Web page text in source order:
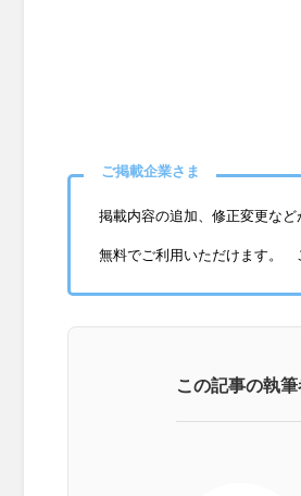
ご掲載企業さま
掲載内容の追加、修正変更な
無料でご利用いただけます。
この記事の執筆